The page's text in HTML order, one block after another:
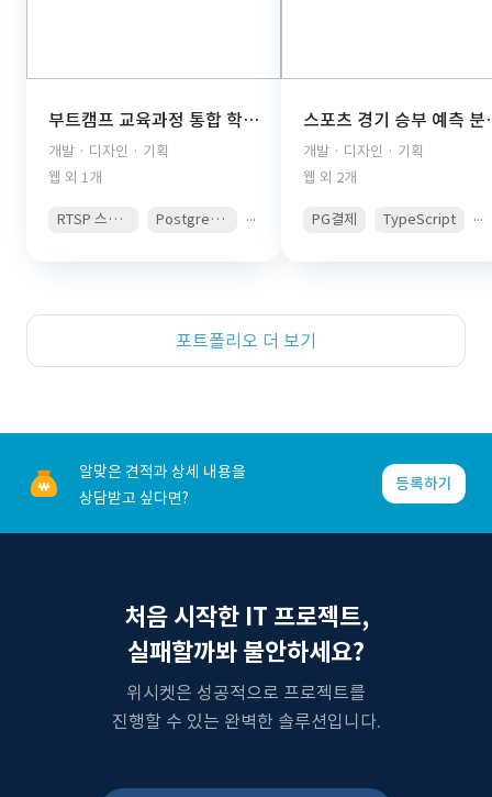
부트캠프 교육과정 통합 학습관리 플랫폼(React, TypeScript, FastAPI, PostgreSQL, AWS S3, JWT Auth, PDF Viewer)
개발 · 디자인 · 기획
웹 외 1개
RTSP 스트리밍 PostgreSQL ...
스포츠 경기 승부 예
개발 · 디자인 · 기획
웹 외 2개
PG결제 TypeScript ...
포트폴리오 더 보기
알맞은 견적과 상세 내용을
상담받고 싶다면?
등록하기
처음 시작한 IT 프로젝트,
실패할까봐 불안하세요?
위시켓은 성공적으로 프로젝트를
진행할 수 있는 완벽한 솔루션입니다.